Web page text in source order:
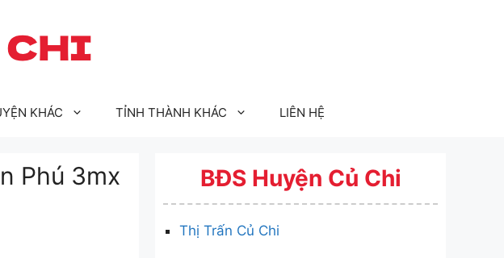
KHÁC TỈNH THÀNH KHÁC LIÊN HỆ
Phú 3mx
BĐS Huyện Củ Chi
Thị Trấn Củ Chi